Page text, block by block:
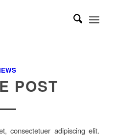
POST
consectetuer adipiscing elit.